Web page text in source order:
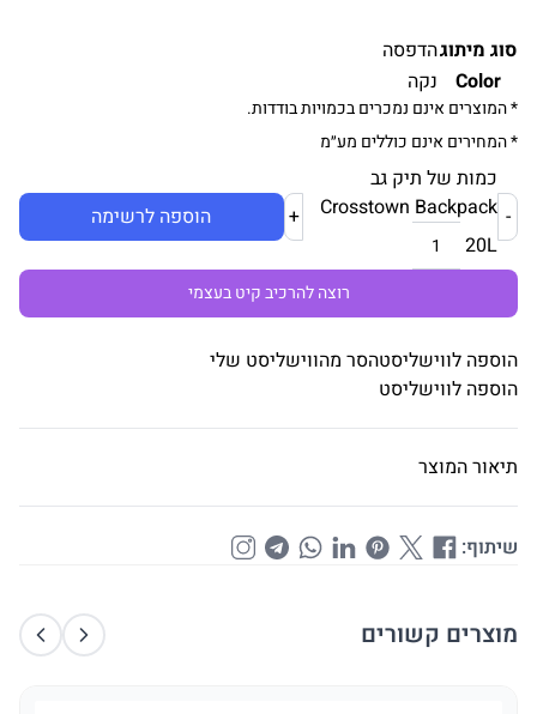
סוג מיתוגהדפסה
Color
נקה
* המוצרים אינם נמכרים בכמויות בודדות.
* המחירים אינם כוללים מע״מ
כמות של תיק גב
Crosstown Backpack
20L
הוספה לרשימה
רוצה להרכיב קיט בעצמי
הוספה לווישליסטהסר מהווישליסט שלי
הוספה לווישליסט
תיאור המוצר
שיתוף:
מוצרים קשורים